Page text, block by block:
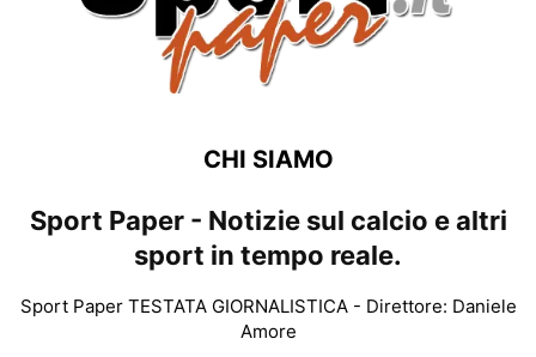
CHI SIAMO
Sport Paper - Notizie sul calcio e altri
sport in tempo reale.
Sport Paper TESTATA GIORNALISTICA - Direttore: Daniele
Amore